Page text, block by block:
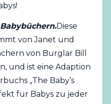
Diese
von Janet und
von Burglar Bill
und ist eine Adaption
„The Baby’s
für Babys zu jeder